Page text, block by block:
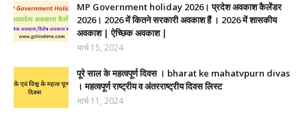
MP Government holiday 2026। प्रदेश अवकाश कैलेंडर
2026। 2026 में कितने सरकारी अवकाश हैं । 2026 में शासकीय
अवकाश | ऐच्छिक अवकाश |
मार्च 15, 2024
पूरे साल के महत्वपूर्ण दिवस । bharat ke mahatvpurn divas
। महत्वपूर्ण राष्ट्रीय व अंतरराष्ट्रीय दिवस लिस्ट
मार्च 11, 2024